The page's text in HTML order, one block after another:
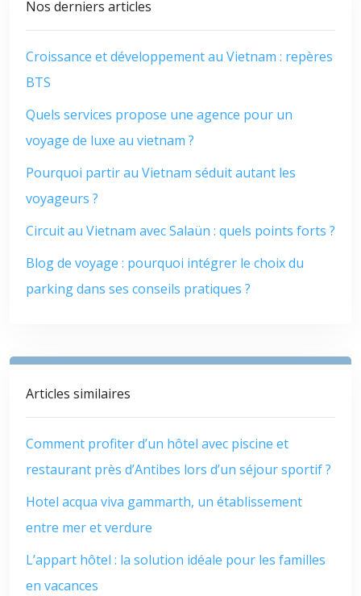
Nos derniers articles
Croissance et développement au Vietnam : repères
BTS
Quels services propose une agence pour un
voyage de luxe au vietnam ?
Pourquoi partir au Vietnam séduit autant les
voyageurs ?
Circuit au Vietnam avec Salaün : quels points forts ?
Blog de voyage : pourquoi intégrer le choix du
parking dans ses conseils pratiques ?
Articles similaires
Comment profiter d’un hôtel avec piscine et
restaurant près d’Antibes lors d’un séjour sportif ?
Hotel acqua viva gammarth, un établissement
entre mer et verdure
L’appart hôtel : la solution idéale pour les familles
en vacances